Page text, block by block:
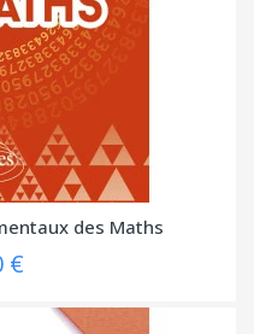
des Maths
€